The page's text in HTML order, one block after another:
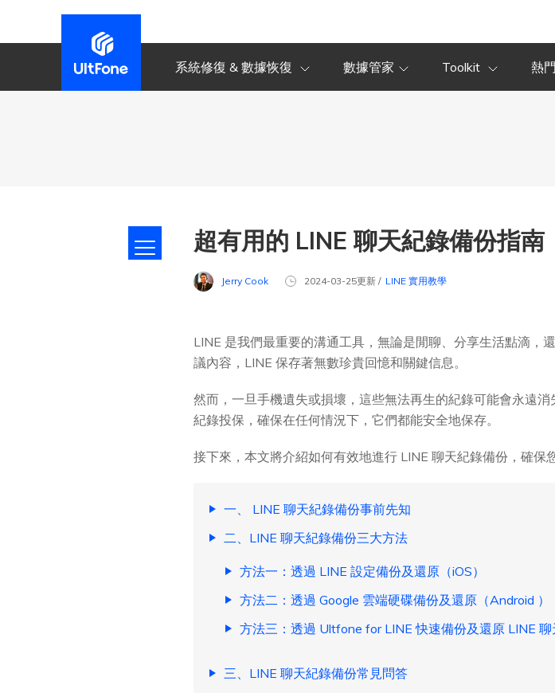
系統修復 & 數據恢復 數據管家 Toolkit 熱
超有用的 LINE 聊天紀錄備份指南
Jerry Cook 2024-03-25更新 / LINE 實用教學
LINE 是我們最重要的溝通工具，無論是閒聊、分享生活點滴，
議內容，LINE 保存著無數珍貴回憶和關鍵信息。
然而，一旦手機遺失或損壞，這些無法再生的紀錄可能會永遠
紀錄投保，確保在任何情況下，它們都能安全地保存。
接下來，本文將介紹如何有效地進行 LINE 聊天紀錄備份，確保
一、 LINE 聊天紀錄備份事前先知
二、LINE 聊天紀錄備份三大方法
方法一：透過 LINE 設定備份及還原（iOS）
方法二：透過 Google 雲端硬碟備份及還原（Android ）
方法三：透過 Ultfone for LINE 快速備份及還原 LINE
三、LINE 聊天紀錄備份常見問答